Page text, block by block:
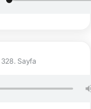
328. Sayfa